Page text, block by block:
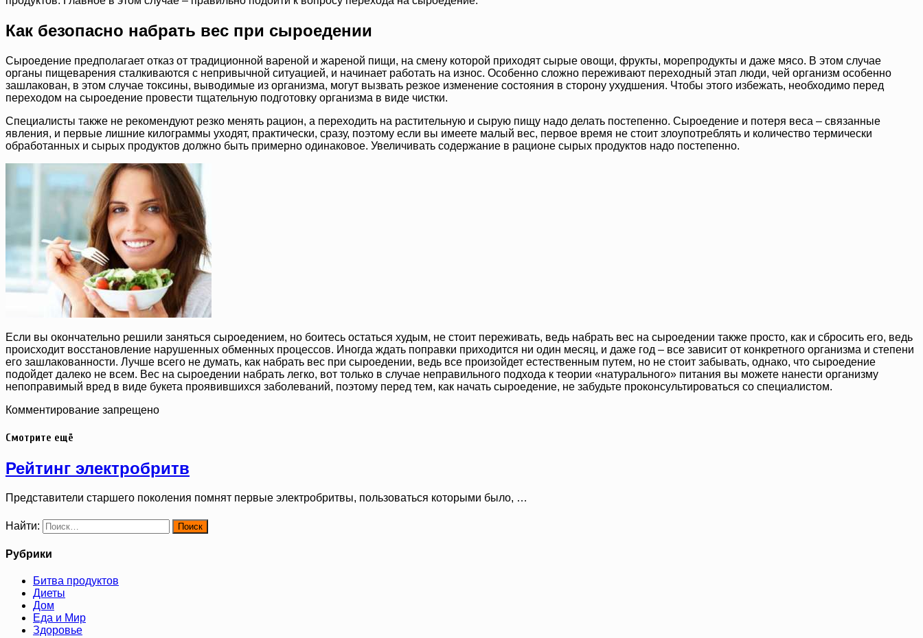
Как безопасно набрать вес при сыроедении
Сыроедение предполагает отказ от традиционной вареной и жареной пищи, на смену которой приходят сырые овощи, фрукты, морепродукты и даже мясо. В этом случае
органы пищеварения сталкиваются с непривычной ситуацией, и начинает работать на износ. Особенно сложно переживают переходный этап люди, чей организм особенно
зашлакован, в этом случае токсины, выводимые из организма, могут вызвать резкое изменение состояния в сторону ухудшения. Чтобы этого избежать, необходимо перед
переходом на сыроедение провести тщательную подготовку организма в виде чистки.
Специалисты также не рекомендуют резко менять рацион, а переходить на растительную и сырую пищу надо делать постепенно. Сыроедение и потеря веса – связанные
явления, и первые лишние килограммы уходят, практически, сразу, поэтому если вы имеете малый вес, первое время не стоит злоупотреблять и количество термически
обработанных и сырых продуктов должно быть примерно одинаковое. Увеличивать содержание в рационе сырых продуктов надо постепенно.
Если вы окончательно решили заняться сыроедением, но боитесь остаться худым, не стоит переживать, ведь набрать вес на сыроедении также просто, как и сбросить его, ведь
происходит восстановление нарушенных обменных процессов. Иногда ждать поправки приходится ни один месяц, и даже год – все зависит от конкретного организма и степени
его зашлакованности. Лучше всего не думать, как набрать вес при сыроедении, ведь все произойдет естественным путем, но не стоит забывать, однако, что сыроедение
подойдет далеко не всем. Вес на сыроедении набрать легко, вот только в случае неправильного подхода к теории «натурального» питания вы можете нанести организму
непоправимый вред в виде букета проявившихся заболеваний, поэтому перед тем, как начать сыроедение, не забудьте проконсультироваться со специалистом.
Комментирование запрещено
Смотрите ещё
Рейтинг электробритв
Представители старшего поколения помнят первые электробритвы, пользоваться которыми было, …
Найти:
Рубрики
Битва продуктов
Диеты
Дом
Еда и Мир
Здоровье